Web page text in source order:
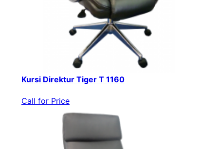
Kursi Direktur Tiger T 1160
Call for Price